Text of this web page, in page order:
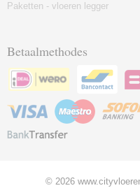
Paketten - vloeren legger
Betaalmethodes
© 2026